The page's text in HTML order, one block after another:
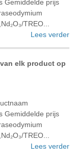
Gemiddelde prijs
TREO...
Lees verder
elk product op
Gemiddelde prijs
TREO...
Lees verder